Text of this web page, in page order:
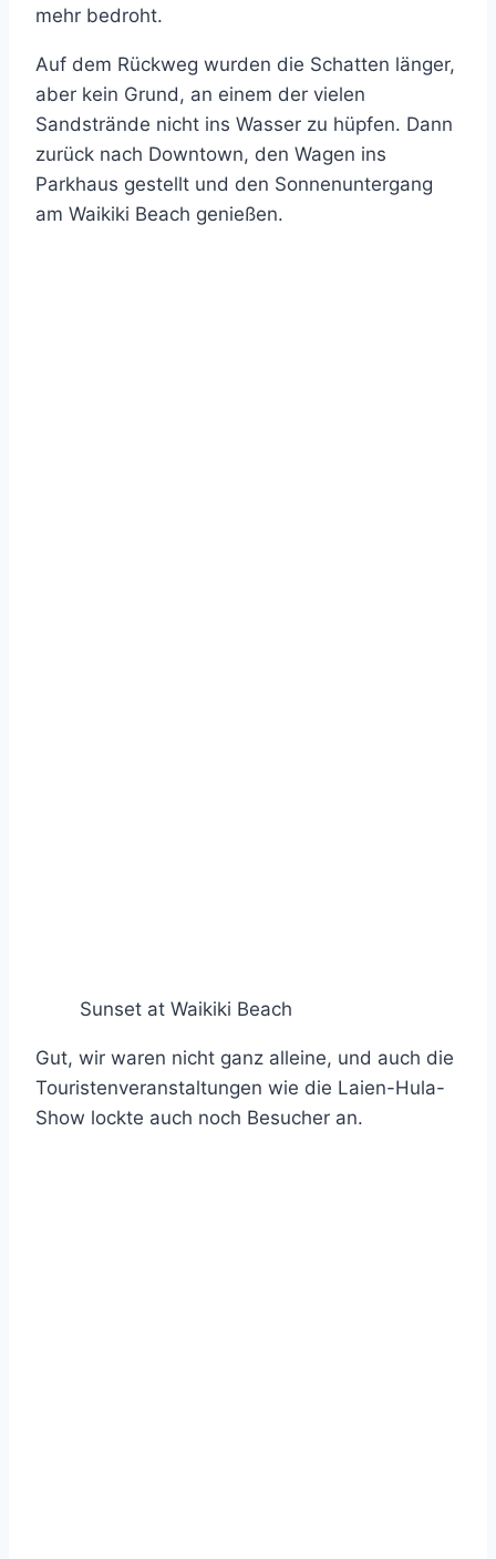
mehr bedroht.
Auf dem Rückweg wurden die Schatten länger,
aber kein Grund, an einem der vielen
Sandstrände nicht ins Wasser zu hüpfen. Dann
zurück nach Downtown, den Wagen ins
Parkhaus gestellt und den Sonnenuntergang
am Waikiki Beach genießen.
Sunset at Waikiki Beach
Gut, wir waren nicht ganz alleine, und auch die
Touristenveranstaltungen wie die Laien-Hula-
Show lockte auch noch Besucher an.